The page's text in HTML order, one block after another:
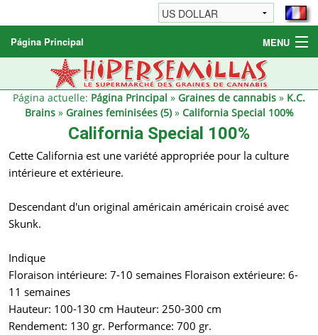
Página Principal MENU
Graines de cannabis
Autres produits
Página actuelle: Página Principal » Graines de cannabis » K.C.
Brains» Graines feminisées (5)» California Special 100%
California Special 100%
Cette California est une variété appropriée pour la culture
intérieure et extérieure.
Descendant d'un original américain américain croisé avec
Skunk.
Indique
Floraison intérieure: 7-10 semaines Floraison extérieure: 6-
11 semaines
Hauteur: 100-130 cm Hauteur: 250-300 cm
Rendement: 130 gr. Performance: 700 gr.